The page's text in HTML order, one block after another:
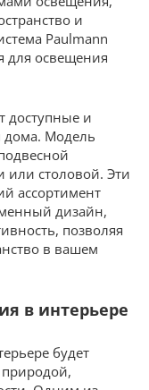
и
Paulmann
для освещения
доступные и
дома. Модель
или столовой. Эти
ассортимент
дизайн,
позволяя
в вашем
в интерьере
будет
природой,